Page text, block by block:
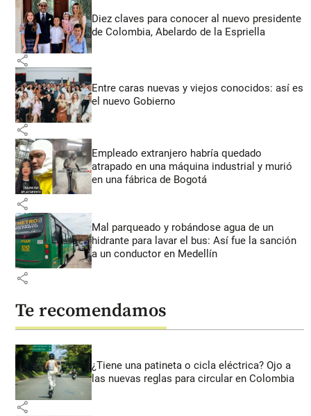
Diez claves para conocer al nuevo presidente
de Colombia, Abelardo de la Espriella
share
Entre caras nuevas y viejos conocidos: así es
el nuevo Gobierno
share
Empleado extranjero habría quedado
atrapado en una máquina industrial y murió
en una fábrica de Bogotá
share
Mal parqueado y robándose agua de un
hidrante para lavar el bus: Así fue la sanción
a un conductor en Medellín
share
Te recomendamos
¿Tiene una patineta o cicla eléctrica? Ojo a
las nuevas reglas para circular en Colombia
share